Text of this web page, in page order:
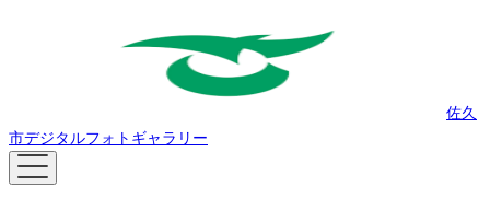
佐久
市デジタルフォトギャラリー